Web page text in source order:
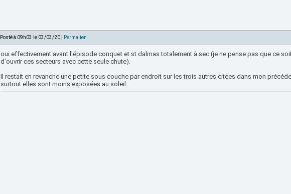
Posté à 09h03 le 03/03/20 | Permalien
oui effectivement avant l'épisode conquet et st dalmas totalement à sec (je ne pense pas que ce
d'ouvrir ces secteurs avec cette seule chute).
Il restait en revanche une petite sous couche par endroit sur les trois autres citées dans mon
surtout elles sont moins exposées au soleil.